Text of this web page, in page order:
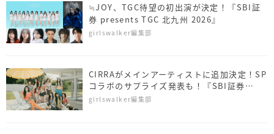
≒JOY、TGC待望の初出演が決定！『SBI証
券 presents TGC 北九州 2026』
girlswalker編集部
CIRRAがメインアーティストに追加決定！SP
コラボのサプライズ発表も！『SBI証券
presents TGC 北九州 2026』
girlswalker編集部